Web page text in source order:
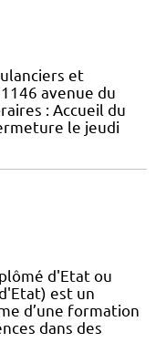
et
avenue du
: Accueil du
le jeudi
d'Etat ou
est un
d’une formation
dans des